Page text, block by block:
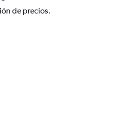
de precios.